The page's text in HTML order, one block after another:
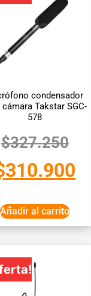
condensador
cámara Takstar SGC-
578
$327.250
310.900
Añadir al carrito